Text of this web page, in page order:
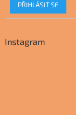
PŘIHLÁSIT SE
Instagram